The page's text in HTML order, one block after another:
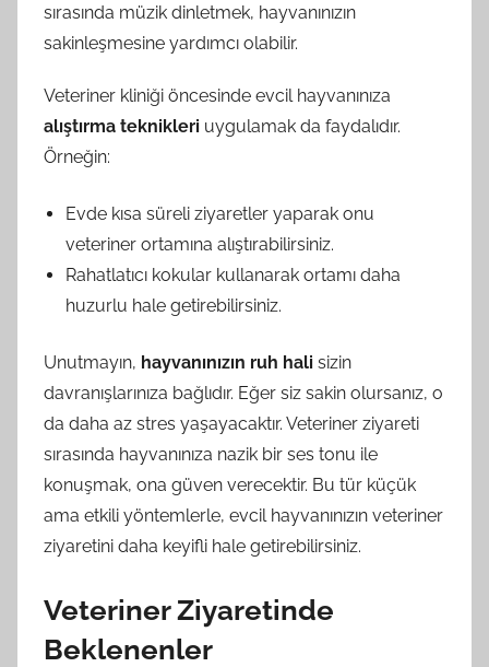
sırasında müzik dinletmek, hayvanınızın
sakinleşmesine yardımcı olabilir.
Veteriner kliniği öncesinde evcil hayvanınıza
alıştırma teknikleri uygulamak da faydalıdır.
Örneğin:
Evde kısa süreli ziyaretler yaparak onu
veteriner ortamına alıştırabilirsiniz.
Rahatlatıcı kokular kullanarak ortamı daha
huzurlu hale getirebilirsiniz.
Unutmayın, hayvanınızın ruh hali sizin
davranışlarınıza bağlıdır. Eğer siz sakin olursanız, o
da daha az stres yaşayacaktır. Veteriner ziyareti
sırasında hayvanınıza nazik bir ses tonu ile
konuşmak, ona güven verecektir. Bu tür küçük
ama etkili yöntemlerle, evcil hayvanınızın veteriner
ziyaretini daha keyifli hale getirebilirsiniz.
Veteriner Ziyaretinde
Beklenenler